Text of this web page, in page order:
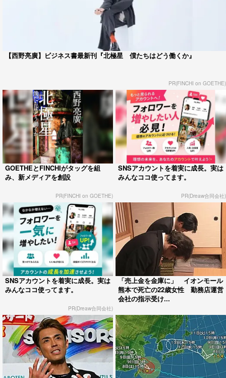
【西野亮廣】ビジネス書最新刊『北極星 僕たちはどう働くか』
PR(FINCHI on GOETHE)
GOETHEとFINCHIがタッグを組
み、新メディアを創設
PR(FINCHI on GOETHE)
SNSアカウントを着実に成長。実は
みんなココ使ってます。
PR(Dreaw合同会社)
SNSアカウントを着実に成長。実は
みんなココ使ってます。
PR(Dreaw合同会社)
「売上金を金庫に」 イオンモール
熊本で死亡の22歳女性 勤務店運営
会社の指示受け...